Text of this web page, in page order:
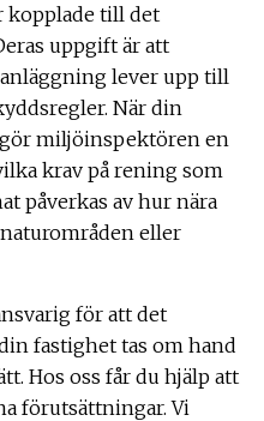
kopplade till det
uppgift är att
lever upp till
När din
miljöinspektören en
krav på rening som
påverkas av hur nära
eller
för att det
fastighet tas om hand
Hos oss får du hjälp att
förutsättningar. Vi